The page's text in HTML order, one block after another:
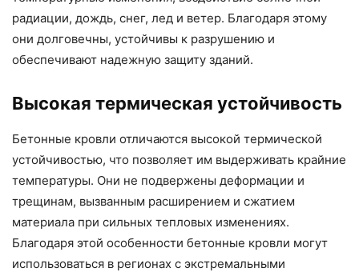
радиации, дождь, снег, лед и ветер. Благодаря этому
они долговечны, устойчивы к разрушению и
обеспечивают надежную защиту зданий.
Высокая термическая устойчивость
Бетонные кровли отличаются высокой термической
устойчивостью, что позволяет им выдерживать крайние
температуры. Они не подвержены деформации и
трещинам, вызванным расширением и сжатием
материала при сильных тепловых изменениях.
Благодаря этой особенности бетонные кровли могут
использоваться в регионах с экстремальными